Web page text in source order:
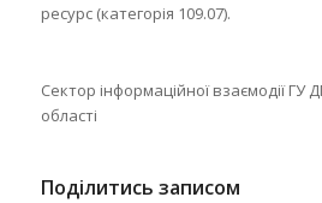
ресурс (категорія 109.07).
Сектор інформаційної взаємодії ГУ
області
Поділитись записом